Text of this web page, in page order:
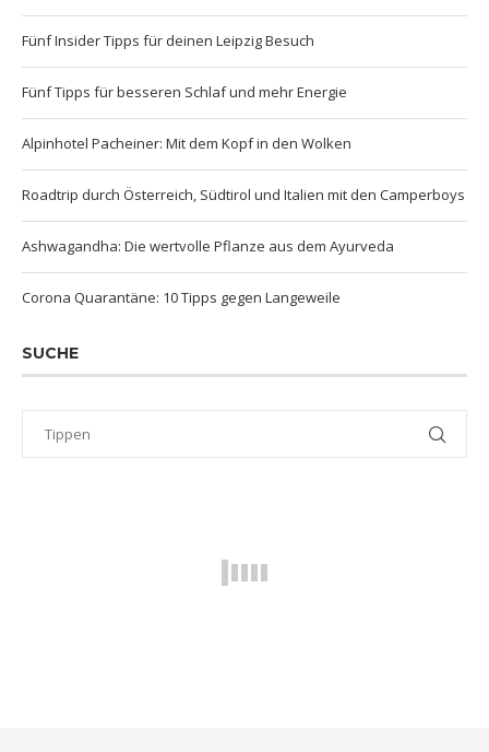
Fünf Insider Tipps für deinen Leipzig Besuch
Fünf Tipps für besseren Schlaf und mehr Energie
Alpinhotel Pacheiner: Mit dem Kopf in den Wolken
Roadtrip durch Österreich, Südtirol und Italien mit den Camperboys
Ashwagandha: Die wertvolle Pflanze aus dem Ayurveda
Corona Quarantäne: 10 Tipps gegen Langeweile
SUCHE